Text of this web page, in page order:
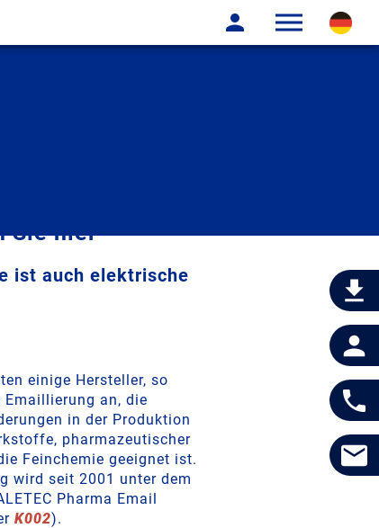
Sie hier
ist auch elektrische
einige Hersteller, so
Emaillierung an, die
in der Produktion
pharmazeutischer
Feinchemie geeignet ist.
wird seit 2001 unter dem
Pharma Email
K002).